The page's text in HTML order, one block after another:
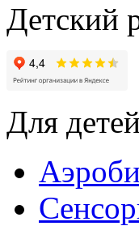
Детский
Для